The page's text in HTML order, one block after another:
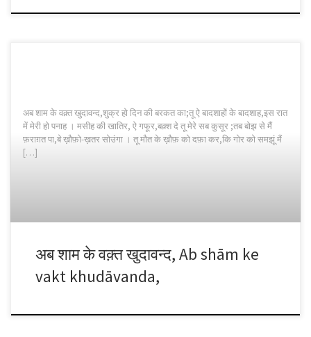
अब शाम के वक़्त खुदावन्द,शुक्र हो दिन की बरकत का;तू ऐ बादशाहों के बादशाह,इस रात
में मेरी हो पनाह । मसीह की खातिर, ऐ गफूर,बक़्श दे तू मेरे सब कुसूर ;तब बोझ से मैं
फ़राग़त पा,बे ख़ौफ़ो-ख़तर सोउंगा । तू मौत के ख़ौफ़ को दफ़ा कर,कि गोर को समझूं मैं
[…]
अब शाम के वक़्त खुदावन्द, Ab shām ke
vakt khudāvanda,